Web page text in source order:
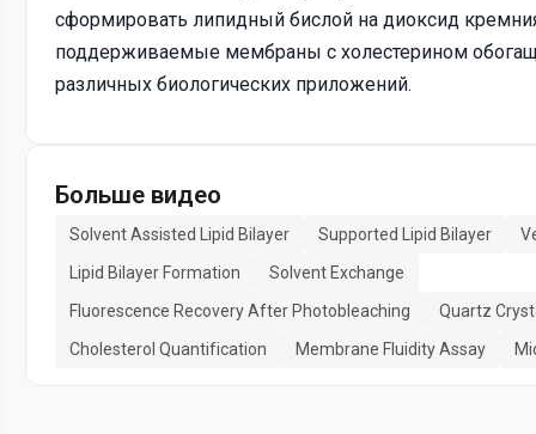
сформировать липидный бислой на диоксид
поддерживаемые мембраны с холестерином
различных биологических приложений.
Больше видео
Solvent Assisted Lipid Bilayer Supported Lipid Bilayer
Lipid Bilayer Formation
Solvent Exchange
Fluorescence Recovery After Photobleaching
Quartz
Cholesterol Quantification
Membrane Fluidity Assay